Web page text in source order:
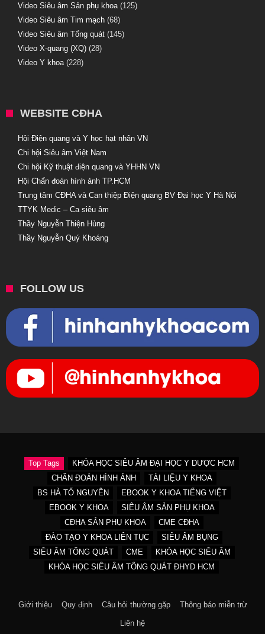
Video Siêu âm Sản phụ khoa(125)
Video Siêu âm Tim mạch (68)
Video Siêu âm Tổng quát (145)
Video X-quang (XQ) (28)
Video Y khoa(228)
WEBSITE CĐHA
Hội Điện quang và Y học hạt nhân VN
Chi hội Siêu âm Việt Nam
Chi hội Kỹ thuật điện quang và YHHN VN
Hội Chẩn đoán hình ảnh TP.HCM
Trung tâm CĐHA và Can thiệp Điện quang BV Đại học Y Hà Nội
TTYK Medic – Ca siêu âm
Thầy Nguyễn Thiện Hùng
Thầy Nguyễn Quý Khoáng
FOLLOW US
Top Tags
KHÓA HỌC SIÊU ÂM ĐẠI HỌC Y DƯỢC HCM
CHẨN ĐOÁN HÌNH ẢNH
TÀI LIỆU Y KHOA
BS HÀ TỐ NGUYÊN
EBOOK Y KHOA TIẾNG VIỆT
EBOOK Y KHOA
SIÊU ÂM SẢN PHỤ KHOA
CĐHA SẢN PHỤ KHOA
CME CĐHA
ĐÀO TẠO Y KHOA LIÊN TỤC
SIÊU ÂM BỤNG
SIÊU ÂM TỔNG QUÁT
CME
KHÓA HỌC SIÊU ÂM
KHÓA HỌC SIÊU ÂM TỔNG QUÁT ĐHYD HCM
Giới thiệu Quy định Câu hỏi thường gặp Thông báo miễn trừ
Liên hệ